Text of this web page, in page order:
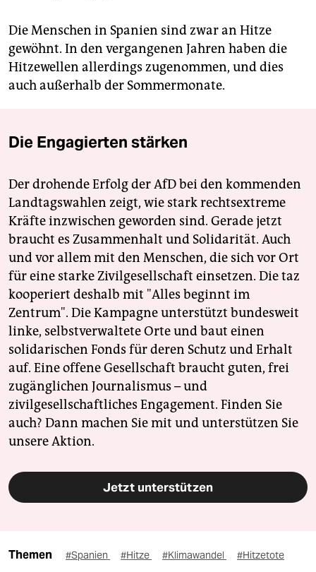
Die Menschen in Spanien sind zwar an Hitze
gewöhnt. In den vergangenen Jahren haben die
Hitzewellen allerdings zugenommen, und dies
auch außerhalb der Sommermonate.
Die Engagierten stärken
Der drohende Erfolg der AfD bei den kommenden
Landtagswahlen zeigt, wie stark rechtsextreme
Kräfte inzwischen geworden sind. Gerade jetzt
braucht es Zusammenhalt und Solidarität. Auch
und vor allem mit den Menschen, die sich vor Ort
für eine starke Zivilgesellschaft einsetzen. Die taz
kooperiert deshalb mit "Alles beginnt im
Zentrum". Die Kampagne unterstützt bundesweit
linke, selbstverwaltete Orte und baut einen
solidarischen Fonds für deren Schutz und Erhalt
auf. Eine offene Gesellschaft braucht guten, frei
zugänglichen Journalismus – und
zivilgesellschaftliches Engagement. Finden Sie
auch? Dann machen Sie mit und unterstützen Sie
unsere Aktion.
Jetzt unterstützen
Themen #Spanien #Hitze #Klimawandel #Hitzetote